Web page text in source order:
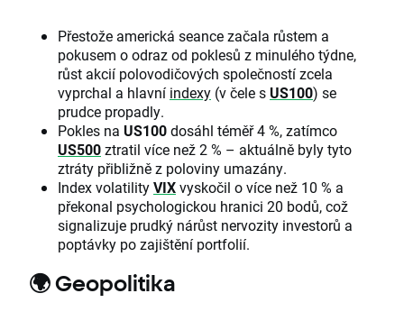
Přestože americká seance začala růstem a
pokusem o odraz od poklesů z minulého týdne,
růst akcií polovodičových společností zcela
vyprchal a hlavní indexy (v čele s US100) se
prudce propadly.
Pokles na US100dosáhl téměř 4 %, zatímco
US500ztratil více než 2 % – aktuálně byly tyto
ztráty přibližně z poloviny umazány.
Index volatilityVIXvyskočil o více než 10 % a
překonal psychologickou hranici 20 bodů, což
signalizuje prudký nárůst nervozity investorů a
poptávky po zajištění portfolií.
🌍 Geopolitika